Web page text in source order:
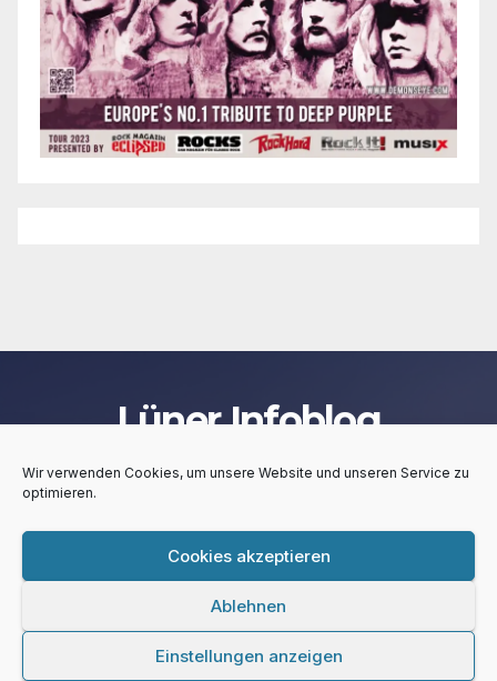
Wir verwenden Cookies, um unsere Website und unseren Service zu
optimieren.
Cookies akzeptieren
Ablehnen
Einstellungen anzeigen
Lüner Infoblog
Stolz präsentiert von WordPress
Themeansar
Lüner InfoblogKontaktImpressumPrivacy Policy